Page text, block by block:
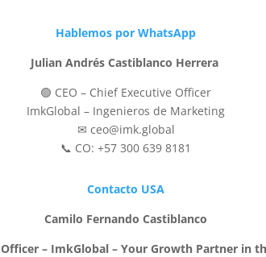
Hablemos por WhatsApp
Julian Andrés Castiblanco Herrera
🟢 CEO – Chief Executive Officer
ImkGlobal – Ingenieros de Marketing
✉ ceo@imk.global
📞 CO: +57 300 639 8181
Contacto USA
Camilo Fernando Castiblanco
– ImkGlobal – Your Growth Partner in